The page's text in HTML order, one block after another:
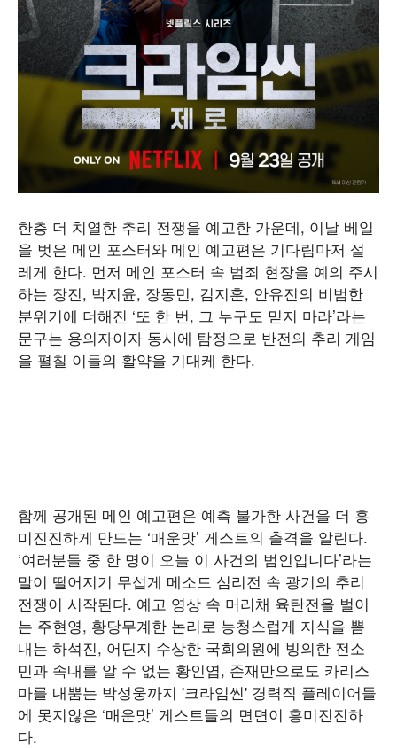
한층 더 치열한 추리 전쟁을 예고한 가운데, 이날 베일
을 벗은 메인 포스터와 메인 예고편은 기다림마저 설
레게 한다. 먼저 메인 포스터 속 범죄 현장을 예의 주시
하는 장진, 박지윤, 장동민, 김지훈, 안유진의 비범한
분위기에 더해진 ‘또 한 번, 그 누구도 믿지 마라’라는
문구는 용의자이자 동시에 탐정으로 반전의 추리 게임
을 펼칠 이들의 활약을 기대케 한다.
함께 공개된 메인 예고편은 예측 불가한 사건을 더 흥
미진진하게 만드는 ‘매운맛’ 게스트의 출격을 알린다.
‘여러분들 중 한 명이 오늘 이 사건의 범인입니다’라는
말이 떨어지기 무섭게 메소드 심리전 속 광기의 추리
전쟁이 시작된다. 예고 영상 속 머리채 육탄전을 벌이
는 주현영, 황당무계한 논리로 능청스럽게 지식을 뽐
내는 하석진, 어딘지 수상한 국회의원에 빙의한 전소
민과 속내를 알 수 없는 황인엽, 존재만으로도 카리스
마를 내뿜는 박성웅까지 '크라임씬' 경력직 플레이어들
에 못지않은 ‘매운맛’ 게스트들의 면면이 흥미진진하
다.